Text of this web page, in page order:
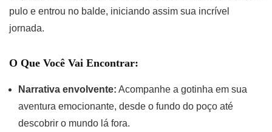
pulo e entrou no balde, iniciando assim sua incrível
jornada.
O Que Você Vai Encontrar:
Narrativa envolvente: Acompanhe a gotinha em sua
aventura emocionante, desde o fundo do poço até
descobrir o mundo lá fora.